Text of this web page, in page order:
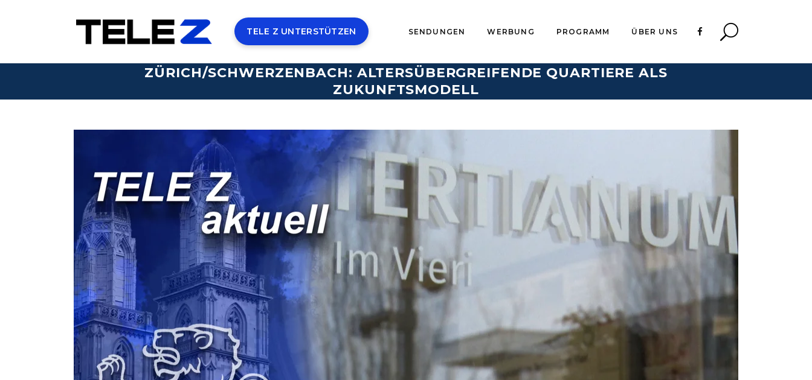
TELE Z UNTERSTÜTZEN SENDUNGEN WERBUNG PROGRAMM ÜBER UNS
ZÜRICH/SCHWERZENBACH: ALTERSÜBERGREIFENDE QUARTIERE ALS
ZUKUNFTSMODELL